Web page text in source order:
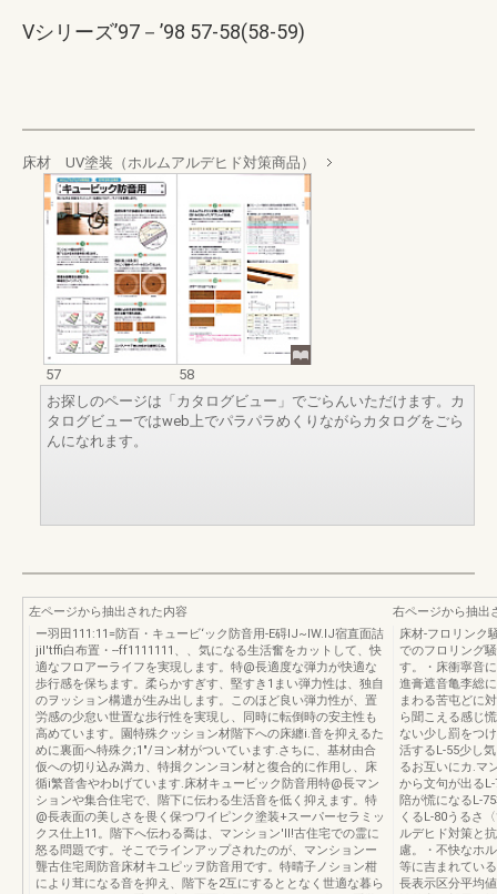
Vシリーズ’97－’98 57-58(58-59)
床材 UV塗装（ホルムアルデヒド対策商品）
57
58
お探しのページは「カタログビュー」でごらんいただけます。カ
タログビューではweb上でパラパラめくりながらカタログをごら
んになれます。
左ページから抽出された内容
ー羽田111:11=防百・キュービ‘ック防音用-E碍IJ~lW.IJ宿直面詰
jil'tffi白布置・--ff1111111、、気になる生活奮をカットして、快
適なフロアーライフを実現します。特@長適度な弾力が快適な
歩行感を保ちます。柔らかすぎす、堅すき1まい弾力性は、独自
のヲッション構遣が生み出します。このほど良い弾力性が、置
労感の少怠い世置な歩行性を実現し、同時に転倒時の安主性も
高めています。園特殊クッション材階下への床纏i.音を抑えるた
めに裏面へ特殊ク;1"/ヨン材がついています.さちに、基材由合
仮への切り込み満カ、特揖クンンヨン材と復合的に作用し、床
循i繁音舎やわbげています.床材キュービック防音用特@長マン
ションや集合住宅で、階下に伝わる生活音を低く抑えます。特
@長表面の美しさを畏く保つワイピンク塗装+スーパーセラミッ
クス仕上11。階下へ伝わる喬は、マンション'lI!古住宅での霊に
怒る問題です。そこでラインアップされたのが、マンションー
聾古住宅周防音床材キユピッヲ防音用です。特晴子ノション柑
により茸になる音を抑え、階下を2互にするととなく世適な暮ら
右ページから抽出
床材-フロリンク
でのフロリング
す。・床衝寧音
進膏遮音亀李総
まわる苦屯どに
ら聞こえる感じ
ない少し罰をつ
活するL-55少し
るお互いにカ.マ
から文句が出る
陪が慌になるL-
くるL-80うるさ
ルデヒド対策と
慮。・不快なホ
等に吉まれてい
長表示区分平均